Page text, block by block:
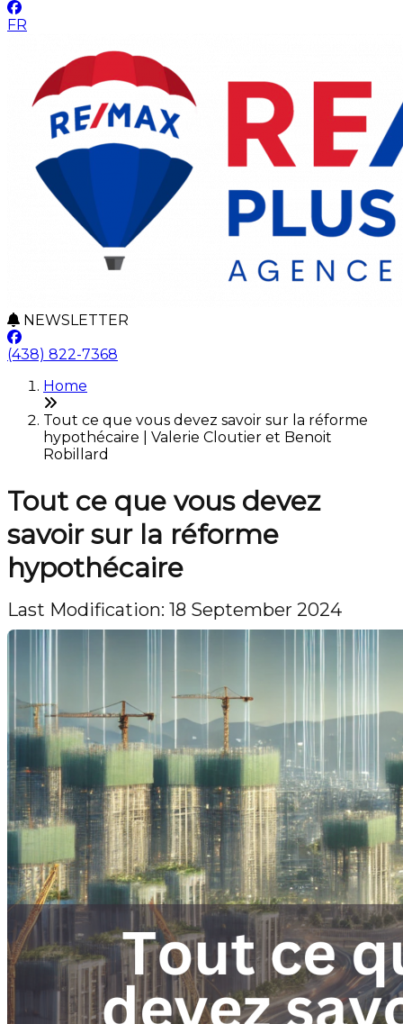
FR
NEWSLETTER
(438) 822-7368
Home
Tout ce que vous devez savoir sur la réforme
hypothécaire | Valerie Cloutier et Benoit
Robillard
Tout ce que vous devez
savoir sur la réforme
hypothécaire
Last Modification: 18 September 2024